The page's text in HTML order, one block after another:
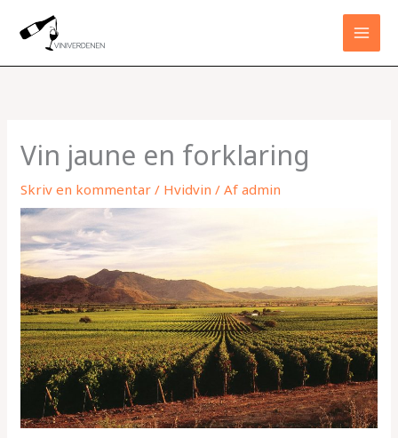
indholdet
Vin jaune en forklaring
Skriv en kommentar / Hvidvin / Afadmin